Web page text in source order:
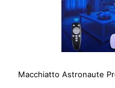
Macchiatto Astronaute